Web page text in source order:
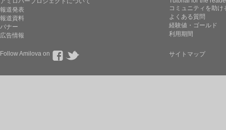
報道発表
報道資料
バナー
広告情報
コミュニティを助け
よくある質問
経験値・ゴールド
利用期間
Follow Amilova on サイトマップ